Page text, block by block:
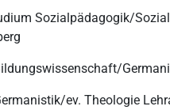
Sozialpädagogik/
ev. Theologie